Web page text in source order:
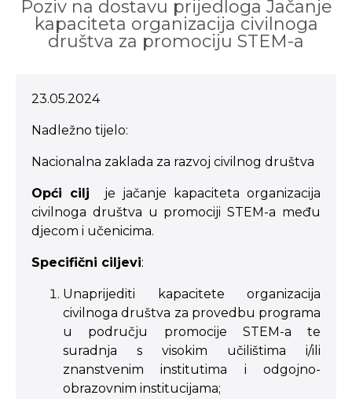
Poziv na dostavu prijedloga Jačanje
kapaciteta organizacija civilnoga
društva za promociju STEM-a
23.05.2024
Nadležno tijelo:
Nacionalna zaklada za razvoj civilnog društva
Opći cilj je jačanje kapaciteta organizacija
civilnoga društva u promociji STEM-a među
djecom i učenicima.
Specifični ciljevi:
Unaprijediti kapacitete organizacija
civilnoga društva za provedbu programa
u području promocije STEM-a te
suradnja s visokim učilištima i/ili
znanstvenim institutima i odgojno-
obrazovnim institucijama;